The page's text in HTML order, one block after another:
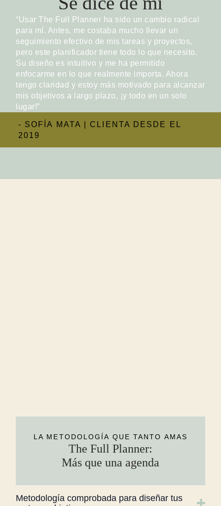
“Usar The Full Planner ha sido un cambio radical
para mí. Antes, me costaba mucho llevar un
seguimiento efectivo de mis tareas y proyectos,
pero este planificador tiene todo lo que necesito.
Su diseño es intuitivo y me ha permitido
enfocarme en lo que realmente importa. Ahora
tengo claridad y estoy más motivado para alcanzar
mis objetivos a largo plazo, ¡y todo en un solo
lugar!”
- SOFÍA MATA | CLIENTA DESDE EL
2019
LA METODOLOGÍA QUE TANTO AMAS
The Full Planner:
Más que una agenda
Metodología comprobada para diseñar tus